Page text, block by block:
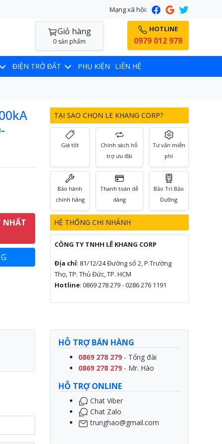
Mạng xã hội:
Giỏ hàng
0 sản phẩm
HOTLINE
0979 012 979
ĐIỆN TRỞ ĐẤT PHỤ KIỆN LIÊN HỆ
NHẤT
TẠI SAO CHỌN LE KHANG CORP?
Giá tốt
Chính sách hỗ
trợ ưu đãi
Tư vấn miễn
phí
Bảo hành
chính hãng
Thanh toán dễ
dàng
Bảo Trì Bảo
Dưỡng
HỆ THỐNG CHI NHÁNH
CÔNG TY TNHH LÊ KHANG CORP
Địa chỉ: 81/12/24 Đường số 2, P.Trường
Thọ, TP. Thủ Đức, TP. HCM
Hotline: 0869 278 279 - 0286 276 1191
HỖ TRỢ BÁN HÀNG
0869 278 279 - Tổng đài
0869 278 279 - Mr. Hào
HỖ TRỢ ONLINE
Chat Viber
Chat Zalo
trunghao@gmail.com